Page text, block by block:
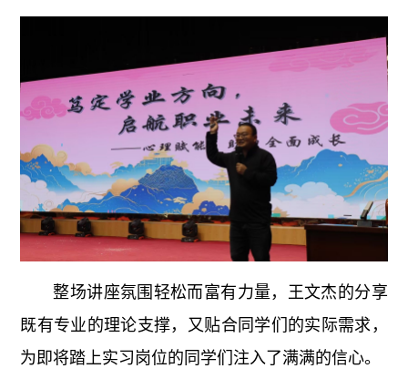
整场讲座氛围轻松而富有力量，王文杰的分享
既有专业的理论支撑，又贴合同学们的实际需求，
为即将踏上实习岗位的同学们注入了满满的信心。